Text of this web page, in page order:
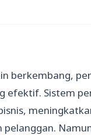
berkembang,
efektif. Sistem